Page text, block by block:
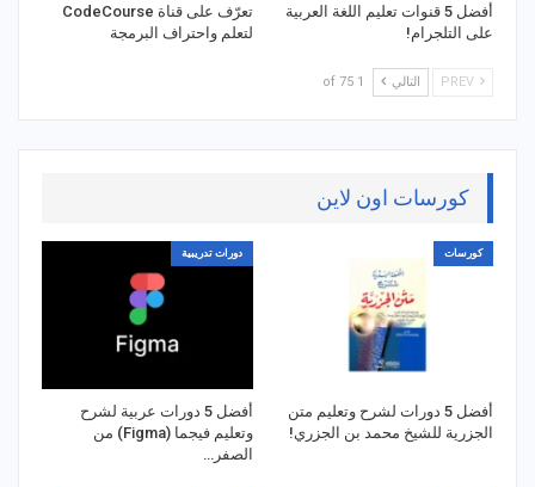
أفضل 5 قنوات تعليم اللغة العربية
على التلجرام!
تعرّف على قناة CodeCourse
لتعلم واحتراف البرمجة
التالي 1 of 75
كورسات اون لاين
كورسات
أفضل 5 دورات لشرح وتعليم متن
الجزرية للشيخ محمد بن الجزري!
دورات تدريبية
أفضل 5 دورات عربية لشرح
وتعليم فيجما (Figma) من
الصفر…